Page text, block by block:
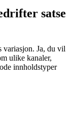
satse
variasjon. Ja, du vil
ulike kanaler,
innholdstyper